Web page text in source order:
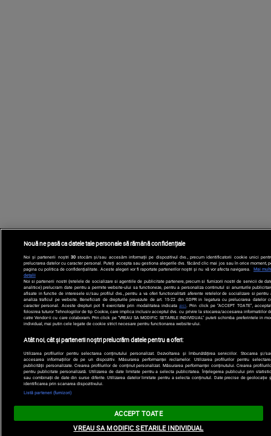
Nouă ne pasă ca datele tale personale să rămână confidențiale
Noi și partenerii noștri 30stocăm și/sau accesăm informații pe dispozitivul dvs., precum identificatorii cookie unici
prelucrarea datelor cu caracter personal. Puteți accepta sau gestiona alegerile dvs. făcând clic mai jos sau în orice moment,
pagina cu politica de confidențialitate. Aceste alegeri vor fi raportate partenerilor noștri și nu vă vor afecta navigarea.
Mai
detalii
Noi si partenerii nostri (retelele de socializare si agentiile de publicitate partenere, precum si furnizorii nostri de servicii de
analitice) prelucram date pentru a permite website-ului sa functioneze, pentru a personaliza continutul si anunturile
afisate in functie de interesele si/sau profilul dvs., pentru a va oferi functionalitati aferente retelelor de socializare si pentru
analiza traficul pe website. Beneficiati de drepturile prevazute de art. 15-22 din GDPR in legatura cu prelucrarea datelor
caracter personal. Aceste drepturi pot fi exercitate prin modalitatea indicataaici . Prin click pe “ACCEPT TOATE”,
folosirea tuturor Tehnologiilor de tip Cookie, care implica inclusiv acceptul dvs. cu privire la stocarea/accesarea informatiilor
catre Vendor-ii cu care colaboram. Prin click pe “VREAU SA MODIFIC SETARILE INDIVIDUAL” puteti schimba preferintele in
individual, mai putin cele legate de cookie strict necesare pentru functionarea website-ului.
Atât noi, cât și partenerii noștri prelucrăm datele pentru a oferi:
Utilizarea profilurilor pentru selectarea conținutului personalizat. Dezvoltarea și îmbunătățirea serviciilor. Stocarea și/
accesarea informațiilor de pe un dispozitiv. Măsurarea performanței reclamelor. Utilizarea profilurilor pentru
publicității personalizate. Crearea profilurilor de conținut personalizat. Măsurarea performanței conținutului. Crearea
pentru publicitate personalizată. Utilizarea de date limitate pentru a selecta publicitatea. Înțelegerea publicului prin
sau combinații de date din surse diferite. Utilizarea datelor limitate pentru a selecta conținutul. Date precise de geolocație
identificarea prin scanarea dispozitivului.
Listă parteneri (furnizori)
ACCEPT TOATE
VREAU SA MODIFIC SETARILE INDIVIDUAL